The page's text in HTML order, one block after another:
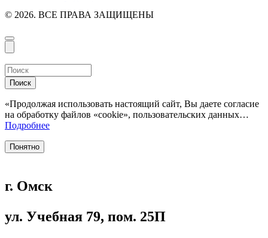
© 2026. ВСЕ ПРАВА ЗАЩИЩЕНЫ
Поиск
«Продолжая использовать настоящий сайт, Вы даете согласие
на обработку файлов «cookie», пользовательских данных…
Подробнее
Понятно
г. Омск
ул. Учебная 79, пом. 25П